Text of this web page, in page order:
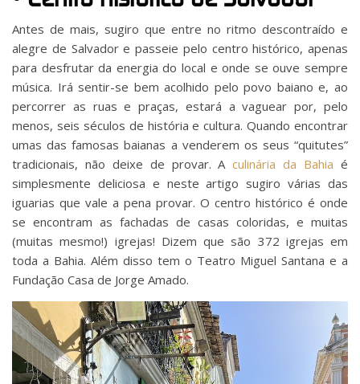
Antes de mais, sugiro que entre no ritmo descontraído e
alegre de Salvador e passeie pelo centro histórico, apenas
para desfrutar da energia do local e onde se ouve sempre
música. Irá sentir-se bem acolhido pelo povo baiano e, ao
percorrer as ruas e praças, estará a vaguear por, pelo
menos, seis séculos de história e cultura. Quando encontrar
umas das famosas baianas a venderem os seus “quitutes”
tradicionais, não deixe de provar. Aculinária da Bahia é
simplesmente deliciosa e neste artigo sugiro várias das
iguarias que vale a pena provar. O centro histórico é onde
se encontram as fachadas de casas coloridas, e muitas
(muitas mesmo!) igrejas! Dizem que são 372 igrejas em
toda a Bahia. Além disso tem o Teatro Miguel Santana e a
Fundação Casa de Jorge Amado.